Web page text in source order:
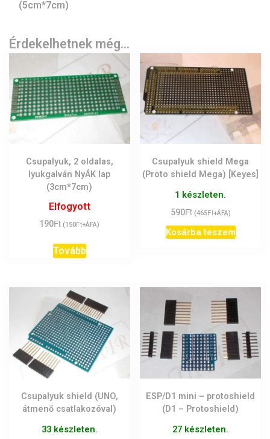
(5cm*7cm)
Érdekelhetnek még…
Csupalyuk, 2 oldalas,
lyukgalván NyÁK lap
(3cm*7cm)
Elfogyott
190Ft (150Ft+ÁFA)
Tovább
Csupalyuk shield Mega
(Proto shield Mega) [Keyes]
1 készleten.
590Ft (465Ft+ÁFA)
Kosárba teszem
Csupalyuk shield (UNO,
átmenő csatlakozóval)
33 készleten.
ESP/D1 mini – protoshield
(D1 – Protoshield)
27 készleten.